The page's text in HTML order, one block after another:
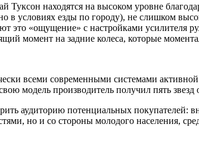
Туксон находятся на высоком уровне
в условиях езды по городу), не слишком
это «ощущение» с настройками усилителя
момент на задние колеса, которые
всеми современными системами
модель производитель получил пять
аудиторию потенциальных покупателей:
но и со стороны молодого населения,